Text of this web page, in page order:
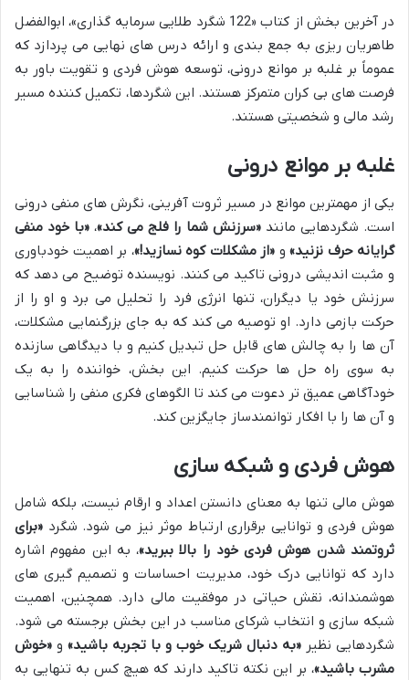
در آخرین بخش از کتاب «122 شگرد طلایی سرمایه گذاری»، ابوالفضل
طاهریان ریزی به جمع بندی و ارائه درس های نهایی می پردازد که
عموماً بر غلبه بر موانع درونی، توسعه هوش فردی و تقویت باور به
فرصت های بی کران متمرکز هستند. این شگردها، تکمیل کننده مسیر
رشد مالی و شخصیتی هستند.
غلبه بر موانع درونی
یکی از مهمترین موانع در مسیر ثروت آفرینی، نگرش های منفی درونی
است. شگردهایی مانند «سرزنش شما را فلج می کند»، «با خود منفی
گرایانه حرف نزنید» و «از مشکلات کوه نسازید!»، بر اهمیت خودباوری
و مثبت اندیشی درونی تاکید می کنند. نویسنده توضیح می دهد که
سرزنش خود یا دیگران، تنها انرژی فرد را تحلیل می برد و او را از
حرکت بازمی دارد. او توصیه می کند که به جای بزرگنمایی مشکلات،
آن ها را به چالش های قابل حل تبدیل کنیم و با دیدگاهی سازنده
به سوی راه حل ها حرکت کنیم. این بخش، خواننده را به یک
خودآگاهی عمیق تر دعوت می کند تا الگوهای فکری منفی را شناسایی
و آن ها را با افکار توانمندساز جایگزین کند.
هوش فردی و شبکه سازی
هوش مالی تنها به معنای دانستن اعداد و ارقام نیست، بلکه شامل
هوش فردی و توانایی برقراری ارتباط موثر نیز می شود. شگرد «برای
ثروتمند شدن هوش فردی خود را بالا ببرید»، به این مفهوم اشاره
دارد که توانایی درک خود، مدیریت احساسات و تصمیم گیری های
هوشمندانه، نقش حیاتی در موفقیت مالی دارد. همچنین، اهمیت
شبکه سازی و انتخاب شرکای مناسب در این بخش برجسته می شود.
شگردهایی نظیر «به دنبال شریک خوب و با تجربه باشید» و «خوش
مشرب باشید»، بر این نکته تاکید دارند که هیچ کس به تنهایی به